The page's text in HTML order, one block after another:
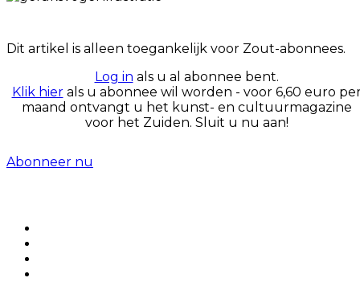
Dit artikel is alleen toegankelijk voor Zout-abonnees.
Log in als u al abonnee bent.
Klik hierals u abonnee wil worden - voor 6,60 euro
maand ontvangt u het kunst- en cultuurmagazine
voor het Zuiden. Sluit u nu aan!
Abonneer nu